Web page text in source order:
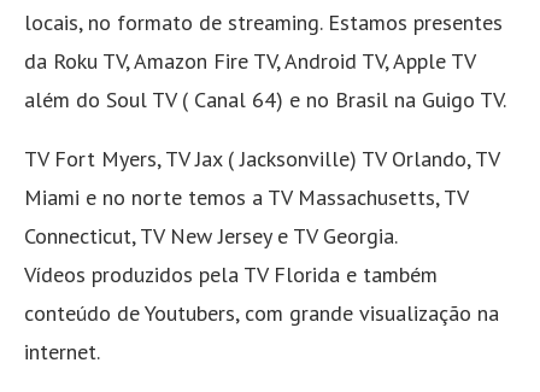
locais, no formato de streaming. Estamos presentes
da Roku TV, Amazon Fire TV, Android TV, Apple TV
além do Soul TV ( Canal 64) e no Brasil na Guigo TV.
TV Fort Myers, TV Jax ( Jacksonville) TV Orlando, TV
Miami e no norte temos a TV Massachusetts, TV
Connecticut, TV New Jersey e TV Georgia.
Vídeos produzidos pela TV Florida e também
conteúdo de Youtubers, com grande visualização na
internet.